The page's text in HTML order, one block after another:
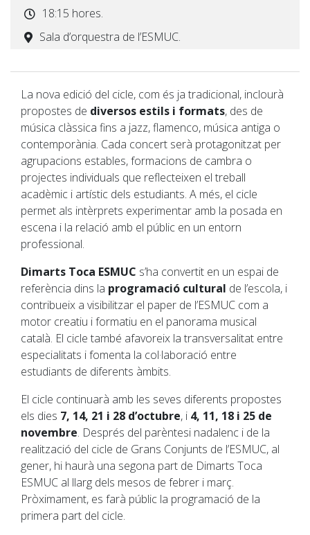
18:15 hores.
Sala d’orquestra de l’ESMUC.
La nova edició del cicle, com és ja tradicional, inclourà
propostes de diversos estils i formats, des de
música clàssica fins a jazz, flamenco, música antiga o
contemporània. Cada concert serà protagonitzat per
agrupacions estables, formacions de cambra o
projectes individuals que reflecteixen el treball
acadèmic i artístic dels estudiants. A més, el cicle
permet als intèrprets experimentar amb la posada en
escena i la relació amb el públic en un entorn
professional.
Dimarts Toca ESMUC s’ha convertit en un espai de
referència dins la programació cultural de l’escola, i
contribueix a visibilitzar el paper de l’ESMUC com a
motor creatiu i formatiu en el panorama musical
català. El cicle també afavoreix la transversalitat entre
especialitats i fomenta la col·laboració entre
estudiants de diferents àmbits.
El cicle continuarà amb les seves diferents propostes
els dies 7, 14, 21 i 28 d’octubre, i 4, 11, 18 i 25 de
novembre. Després del parèntesi nadalenc i de la
realització del cicle de Grans Conjunts de l’ESMUC, al
gener, hi haurà una segona part de Dimarts Toca
ESMUC al llarg dels mesos de febrer i març.
Pròximament, es farà públic la programació de la
primera part del cicle.